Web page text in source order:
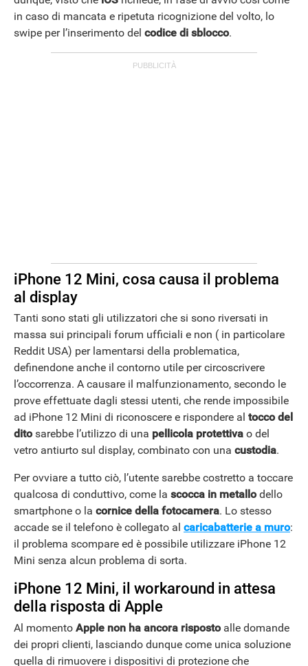
in caso di mancata e ripetuta ricognizione del volto, lo
swipe per l’inserimento del codice di sblocco.
iPhone 12 Mini, cosa causa il problema
al display
Tanti sono stati gli utilizzatori che si sono riversati in
massa sui principali forum ufficiali e non ( in particolare
Reddit USA) per lamentarsi della problematica,
definendone anche il contorno utile per circoscrivere
l’occorrenza. A causare il malfunzionamento, secondo le
prove effettuate dagli stessi utenti, che rende impossibile
ad iPhone 12 Mini di riconoscere e rispondere al tocco del
ditosarebbe l’utilizzo di una pellicola protettiva o del
vetro antiurto sul display, combinato con una custodia.
Per ovviare a tutto ciò, l’utente sarebbe costretto a toccare
qualcosa di conduttivo, come la scocca in metallodello
smartphone o la cornice della fotocamera. Lo stesso
accade se il telefono è collegato al caricabatterie a muro:
il problema scompare ed è possibile utilizzare iPhone 12
Mini senza alcun problema di sorta.
iPhone 12 Mini, il workaround in attesa
della risposta di Apple
Al momento Apple non ha ancora rispostoalle domande
dei propri clienti, lasciando dunque come unica soluzione
quella di rimuovere i dispositivi di protezione che